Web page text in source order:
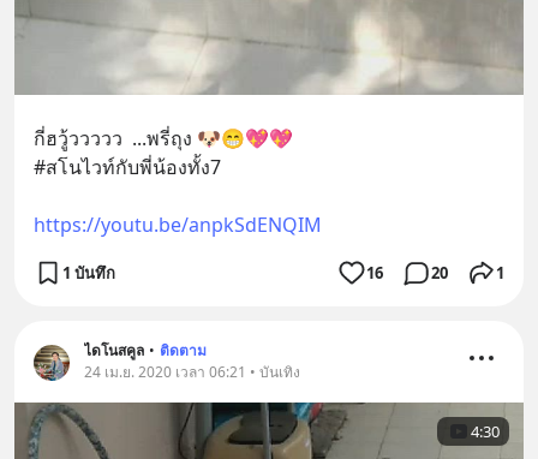
กี่ฮวู้ววววว  ...พรี่ถุง 🐶😁💖💖
#สโนไวท์กับพี่น้องทั้ง7
https://youtu.be/anpkSdENQIM
1 บันทึก 16 20 1
ไดโนสคูล • ติดตาม
24 เม.ย. 2020 เวลา 06:21 • บันเทิง
4:30